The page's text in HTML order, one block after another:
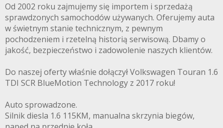
Od 2002 roku zajmujemy się importem i sprzedażą
sprawdzonych samochodów używanych. Oferujemy auta
w świetnym stanie technicznym, z pewnym
pochodzeniem i rzetelną historią serwisową. Dbamy o
jakość, bezpieczeństwo i zadowolenie naszych klientów.
Do naszej oferty właśnie dołączył Volkswagen Touran 1.6
TDI SCR BlueMotion Technology z 2017 roku!
Auto sprowadzone.
Silnik diesla 1.6 115KM, manualna skrzynia biegów,